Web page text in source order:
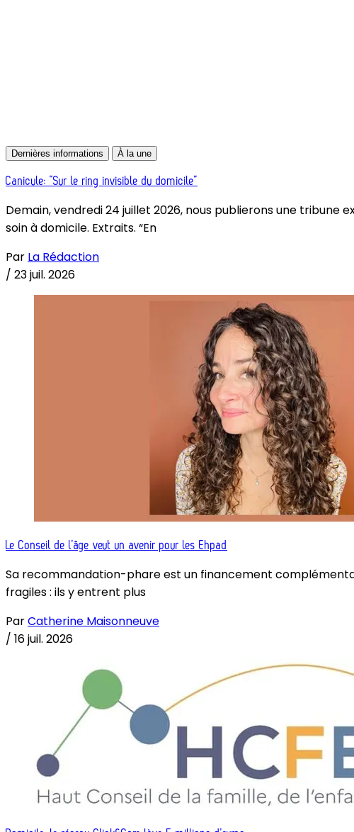
Dernières informations À la une
Canicule: “Sur le ring invisible du domicile”
Demain, vendredi 24 juillet 2026, nous publierons une tribune
soin à domicile. Extraits. “En
Par La Rédaction
/ 23 juil. 2026
Le Conseil de l’âge veut un avenir pour les Ehpad
Sa recommandation-phare est un financement
fragiles : ils y entrent plus
ParCatherine Maisonneuve
/ 16 juil. 2026